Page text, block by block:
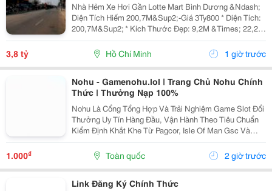
Nhà Hẻm Xe Hơi Gần Lotte Mart Bình Dương &Ndash;
Diện Tích Hiếm 200,7M&Sup2;-Giá 3Ty800 * Diện Tích:
200,7M&Sup2; * Kích Thước Đẹp: 9,2M &Times; 22,2M
* Nhà Cấp 4 Gồm 3 Phòng Ngủ, 1 Wc * Hẻm Xe Hơi
Rộng, Ô Tô Vào Tận Nhà * Hướng Đông Nam, Đất...
3,8 tỷ Hồ Chí Minh 1 giờ trước
Nohu - Gamenohu.lol | Trang Chủ Nohu Chính
Thức | Thưởng Nạp 100%
Nohu Là Cổng Tổng Hợp Và Trải Nghiệm Game Slot Đổi
Thưởng Uy Tín Hàng Đầu, Vận Hành Theo Tiêu Chuẩn
Kiểm Định Khắt Khe Từ Pagcor, Isle Of Man Gsc Và
Curacao Egaming. Tích Hợp Chứng Nhận Bảo Mật
Geotrust Giao Thức Ssl 256-Bit, Trang Web
Gamenohu.lol...
1.000₫ Toàn quốc 2 giờ trước
Link Đăng Ký Chính Thức